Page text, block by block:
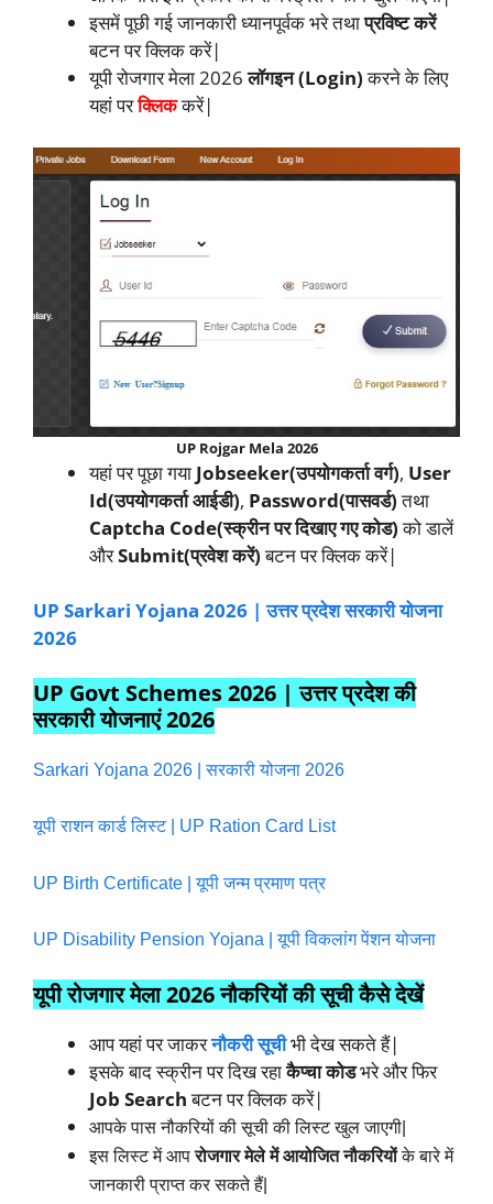
इसमें पूछी गई जानकारी ध्यानपूर्वक भरे तथाप्रविष्ट करें
बटन पर क्लिक करें|
यूपी रोजगार मेला 2026लॉगइन (Login)करने के लिए
यहां परक्लिककरें|
UP Rojgar Mela 2026
यहां पर पूछा गया Jobseeker(उपयोगकर्ता वर्ग), User
Id(उपयोगकर्ता आईडी), Password(पासवर्ड)तथा
Captcha Code(स्क्रीन पर दिखाए गए कोड)को डालें
औरSubmit(प्रवेश करें)बटन पर क्लिक करें|
UP Sarkari Yojana 2026 | उत्तर प्रदेश सरकारी योजना
2026
UP Govt Schemes 2026 | उत्तर प्रदेश की
सरकारीयोजनाएं 2026
Sarkari Yojana 2026 | सरकारी योजना 2026
यूपी राशन कार्ड लिस्ट | UP Ration Card List
UP Birth Certificate | यूपी जन्म प्रमाण पत्र
UP Disability Pension Yojana | यूपी विकलांग पेंशन योजना
यूपी रोजगार मेला 2026 नौकरियों की सूची कैसे देखें
आप यहां पर जाकरनौकरी सूचीभी देख सकते हैं|
इसके बाद स्क्रीन पर दिख रहाकैप्चा कोडभरे और फिर
Job Searchबटन पर क्लिक करें|
आपके पास नौकरियों की सूची की लिस्ट खुल जाएगी|
इस लिस्ट में आपरोजगार मेले में आयोजित नौकरियोंके बारे में
जानकारी प्राप्त कर सकते हैं|